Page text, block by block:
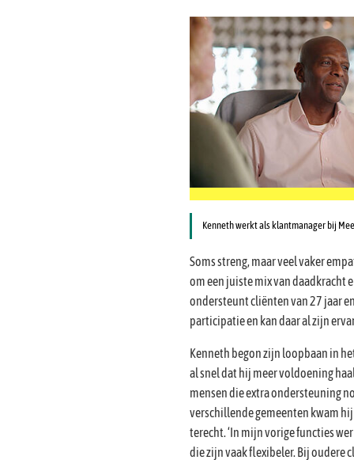
Kenneth werkt als klantmanager bij
Soms streng, maar veel vaker
om een juiste mix van daadkracht
ondersteunt cliënten van 27 jaar
participatie en kan daar al zijn
Kenneth begon zijn loopbaan in
al snel dat hij meer voldoening
mensen die extra ondersteuning
verschillende gemeenten kwam
terecht. ‘In mijn vorige functies
die zijn vaak flexibeler. Bij oudere